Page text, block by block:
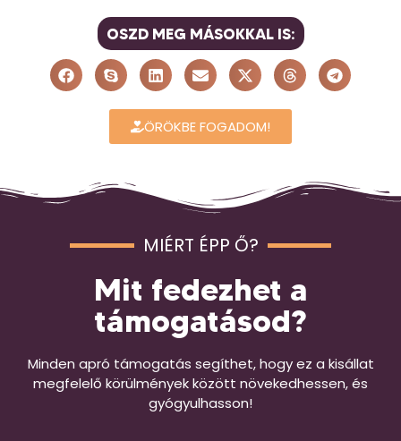
OSZD MEG MÁSOKKAL IS:
ÖRÖKBE FOGADOM!
MIÉRT ÉPP Ő?
Mit fedezhet a
támogatásod?
Minden apró támogatás segíthet, hogy ez a kisállat
megfelelő körülmények között növekedhessen, és
gyógyulhasson!